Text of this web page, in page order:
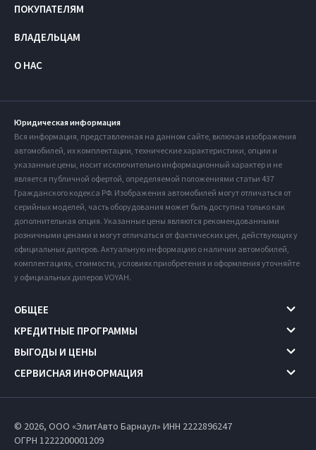
ПОКУПАТЕЛЯМ
ВЛАДЕЛЬЦАМ
О НАС
Юридическая информация
Вся информация, представленная на данном сайте, включая изображения
автомобилей, их комплектации, технические характеристики, опции и
указанные цены, носит исключительно информационный характер и не
является публичной офертой, определяемой положениями статьи 437
Гражданского кодекса РФ. Изображения автомобилей могут отличаться от
серийных моделей, часть оборудования может быть доступна только как
дополнительная опция. Указанные цены являются рекомендованными
розничными ценами и могут отличаться от фактических цен, действующих у
официальных дилеров. Актуальную информацию о наличии автомобилей,
комплектациях, стоимости, условиях приобретения и оформления уточняйте
у официальных дилеров VOYAH.
ОБЩЕЕ
КРЕДИТНЫЕ ПРОГРАММЫ
ВЫГОДЫ И ЦЕНЫ
СЕРВИСНАЯ ИНФОРМАЦИЯ
© 2026, ООО «ЭлитАвто Барнаул» ИНН 2222896247
ОГРН 1222200001209